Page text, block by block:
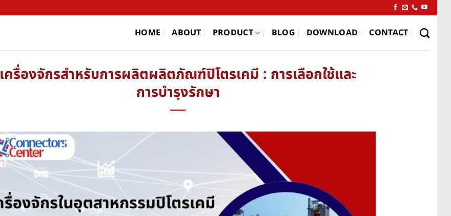
HOME ABOUT PRODUCT BLOG DOWNLOAD CONTACT
เครื่องจักรสำหรับการผลิตผลิตภัณฑ์ปิโตรเคมี : การเลือกใช้และ
การบำรุงรักษา